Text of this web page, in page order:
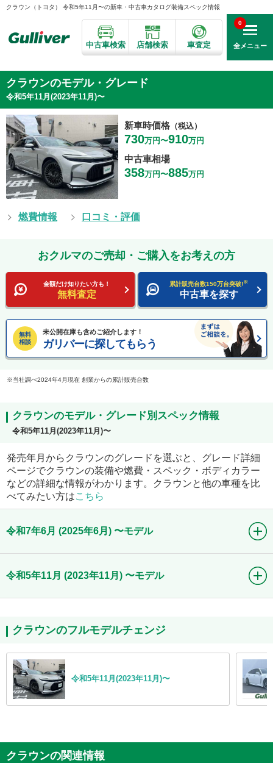
クラウン（トヨタ） 令和5年11月〜の新車・中古車カタログ装備スペック情報
中古車検索 店舗検索 車査定 全メニュー
0
クラウンのモデル・グレード
令和5年11月(2023年11月)〜
新車時価格 （税込）
730万円〜910万円
中古車相場
358万円〜885万円
燃費情報 口コミ・評価
おクルマのご売却・ご購入をお考えの方
金額だけ知りたい方も！
無料査定
累計販売台数150万台突破!※
中古車を探す
無料
相談
未公開在庫も含めご紹介します！
ガリバーに探してもらう
当社調べ2024年4月現在 創業からの累計販売台数
クラウンのモデル・グレード別スペック情報
令和5年11月(2023年11月)〜
発売年月からクラウンのグレードを選ぶと、グレード詳細
ページでクラウンの装備や燃費・スペック・ボディカラー
などの詳細な情報がわかります。クラウンと他の車種を比
べてみたい方はこちら
令和7年6月 (2025年6月) 〜モデル
令和5年11月 (2023年11月) 〜モデル
クラウンのフルモデルチェンジ
令和5年11月(2023年11月)〜
クラウンの関連情報